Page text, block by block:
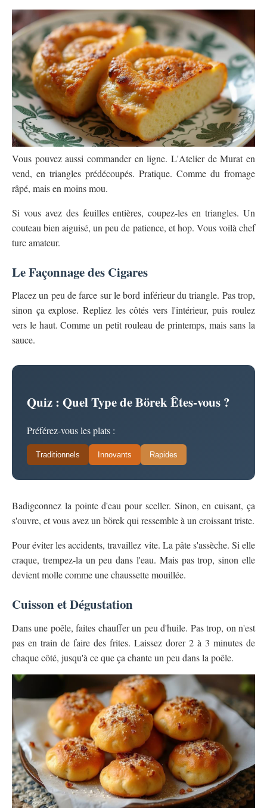
Vous pouvez aussi commander en ligne. L'Atelier de Murat en
vend, en triangles prédécoupés. Pratique. Comme du fromage
râpé, mais en moins mou.
Si vous avez des feuilles entières, coupez-les en triangles. Un
couteau bien aiguisé, un peu de patience, et hop. Vous voilà chef
turc amateur.
Le Façonnage des Cigares
Placez un peu de farce sur le bord inférieur du triangle. Pas trop,
sinon ça explose. Repliez les côtés vers l'intérieur, puis roulez
vers le haut. Comme un petit rouleau de printemps, mais sans la
sauce.
Quiz : Quel Type de Börek Êtes-vous ?
Préférez-vous les plats :
Traditionnels Innovants Rapides
Badigeonnez la pointe d'eau pour sceller. Sinon, en cuisant, ça
s'ouvre, et vous avez un börek qui ressemble à un croissant triste.
Pour éviter les accidents, travaillez vite. La pâte s'assèche. Si elle
craque, trempez-la un peu dans l'eau. Mais pas trop, sinon elle
devient molle comme une chaussette mouillée.
Cuisson et Dégustation
Dans une poêle, faites chauffer un peu d'huile. Pas trop, on n'est
pas en train de faire des frites. Laissez dorer 2 à 3 minutes de
chaque côté, jusqu'à ce que ça chante un peu dans la poêle.